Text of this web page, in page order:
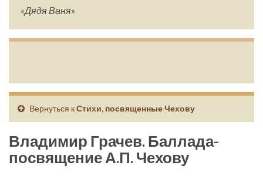
«Дядя Ваня»
Вернуться кСтихи, посвященные Чехову
Владимир Грачев. Баллада-
посвящение А.П. Чехову